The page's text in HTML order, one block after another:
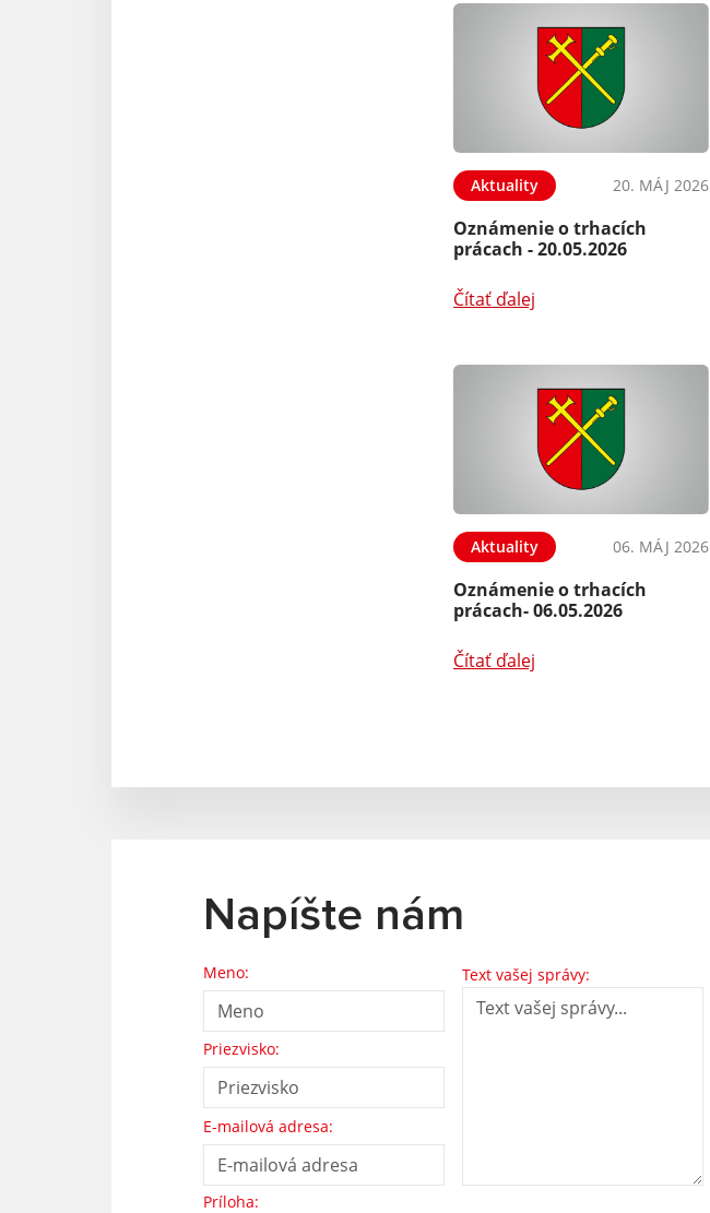
Aktuality 20. MÁJ 2026
Oznámenie o trhacích
prácach - 20.05.2026
Čítať ďalej
Aktuality 06. MÁJ 2026
Oznámenie o trhacích
prácach- 06.05.2026
Čítať ďalej
Napíšte nám
Meno:
Priezvisko:
E-mailová adresa:
Text vašej správy:
Príloha: